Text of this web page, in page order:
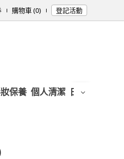
購物車 (0) 登記活動
保養 個人清潔 日用/紙品